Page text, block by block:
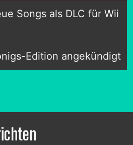
Songs als DLC für Wii
Edition angekündigt